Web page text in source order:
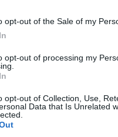
opt-out of the Sale of my
opt-out of processing my
opt-out of Collection, Use,
Data that Is Unrelated
που είχε την
το εξής για
αιτήματος των
να